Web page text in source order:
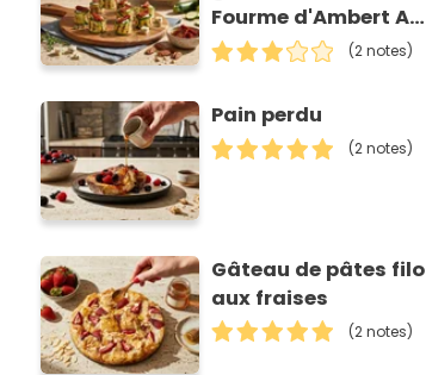
Fourme d'Ambert AOP
et tomates séchées
(2 notes)
Pain perdu
(2 notes)
Gâteau de pâtes filo
aux fraises
(2 notes)